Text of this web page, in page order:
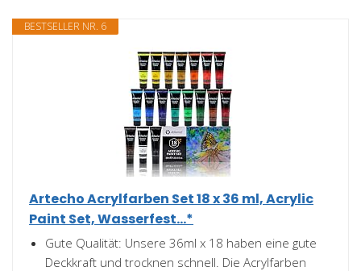
BESTSELLER NR. 6
Artecho Acrylfarben Set 18 x 36 ml, Acrylic
Paint Set, Wasserfest...*
Gute Qualität: Unsere 36ml x 18 haben eine gute
Deckkraft und trocknen schnell. Die Acrylfarben